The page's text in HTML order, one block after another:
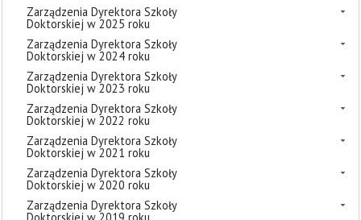
Zarządzenia Dyrektora Szkoły
Doktorskiej w 2025 roku
Zarządzenia Dyrektora Szkoły
Doktorskiej w 2024 roku
Zarządzenia Dyrektora Szkoły
Doktorskiej w 2023 roku
Zarządzenia Dyrektora Szkoły
Doktorskiej w 2022 roku
Zarządzenia Dyrektora Szkoły
Doktorskiej w 2021 roku
Zarządzenia Dyrektora Szkoły
Doktorskiej w 2020 roku
Zarządzenia Dyrektora Szkoły